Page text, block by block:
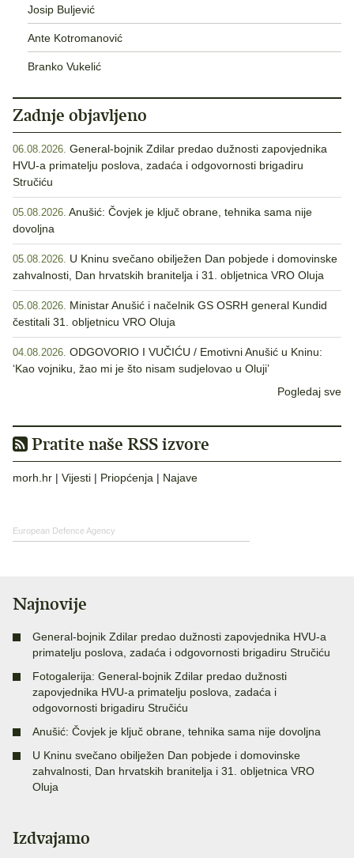
Josip Buljević
Ante Kotromanović
Branko Vukelić
Zadnje objavljeno
06.08.2026. General-bojnik Zdilar predao dužnosti zapovjednika
HVU-a primatelju poslova, zadaća i odgovornosti brigadiru
Stručiću
05.08.2026. Anušić: Čovjek je ključ obrane, tehnika sama nije
dovoljna
05.08.2026. U Kninu svečano obilježen Dan pobjede i domovinske
zahvalnosti, Dan hrvatskih branitelja i 31. obljetnica VRO Oluja
05.08.2026. Ministar Anušić i načelnik GS OSRH general Kundid
čestitali 31. obljetnicu VRO Oluja
04.08.2026. ODGOVORIO I VUČIĆU / Emotivni Anušić u Kninu:
‘Kao vojniku, žao mi je što nisam sudjelovao u Oluji’
Pogledaj sve
Pratite naše RSS izvore
morh.hr | Vijesti | Priopćenja | Najave
European Defence Agency
Najnovije
General-bojnik Zdilar predao dužnosti zapovjednika HVU-a
primatelju poslova, zadaća i odgovornosti brigadiru Stručiću
Fotogalerija: General-bojnik Zdilar predao dužnosti
zapovjednika HVU-a primatelju poslova, zadaća i
odgovornosti brigadiru Stručiću
Anušić: Čovjek je ključ obrane, tehnika sama nije dovoljna
U Kninu svečano obilježen Dan pobjede i domovinske
zahvalnosti, Dan hrvatskih branitelja i 31. obljetnica VRO
Oluja
Izdvajamo